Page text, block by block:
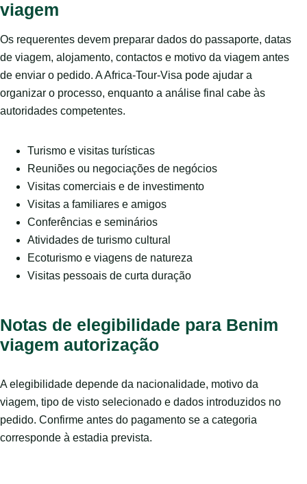
viagem
Os requerentes devem preparar dados do passaporte, datas
de viagem, alojamento, contactos e motivo da viagem antes
de enviar o pedido. A Africa-Tour-Visa pode ajudar a
organizar o processo, enquanto a análise final cabe às
autoridades competentes.
Turismo e visitas turísticas
Reuniões ou negociações de negócios
Visitas comerciais e de investimento
Visitas a familiares e amigos
Conferências e seminários
Atividades de turismo cultural
Ecoturismo e viagens de natureza
Visitas pessoais de curta duração
Notas de elegibilidade para Benim
viagem autorização
A elegibilidade depende da nacionalidade, motivo da
viagem, tipo de visto selecionado e dados introduzidos no
pedido. Confirme antes do pagamento se a categoria
corresponde à estadia prevista.